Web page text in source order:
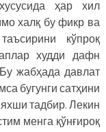
ҳар хил
халқ бу фикр ва
кўпроқ
худди дафн
жабҳада давлат
бугунги сатҳини
тадбир. Лекин
менга қўнғироқ